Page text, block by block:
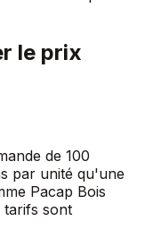
le prix
de 100
par unité qu'une
Pacap Bois
tarifs sont